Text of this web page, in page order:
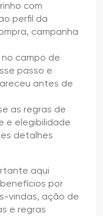
com
perfil da
campanha
campo de
passo e
antes de
as regras de
e elegibilidade
detalhes
aqui
por
vindas, ação de
e regras